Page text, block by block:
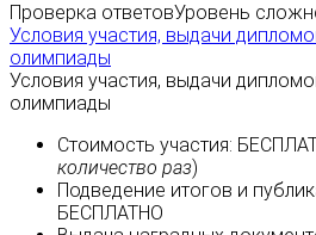
Проверка ответовУровень
Условия участия, выдачи
олимпиады
Условия участия, выдачи
олимпиады
Стоимость участия:
количество раз)
Подведение итогов и
БЕСПЛАТНО